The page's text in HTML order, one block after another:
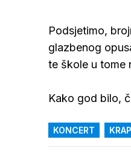
Podsjetimo,
glazbenog
te škole u tome
Kako god bilo,
KONCERT